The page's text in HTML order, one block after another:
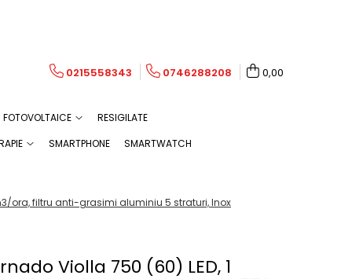
0215558343 0746288208 0,00
FOTOVOLTAICE
RESIGILATE
SMARTPHONE SMARTWATCH
ora, filtru anti-grasimi aluminiu 5 straturi, Inox
Violla 750 (60) LED, 1